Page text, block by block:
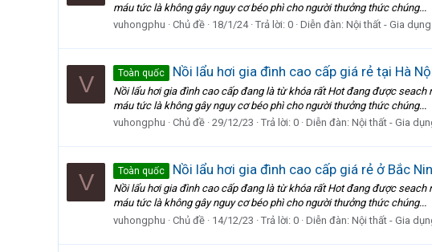
máu tức là không gây nguy cơ béo phì cho người thưởng thức chúng...
vuhongphu
Chủ đề 18/1/24 Trả lời: 0 Diễn đàn: Nội thất - Gia dụng
V Toàn quốc Nồi lẩu hơi gia đình cao cấp giá rẻ tại Hà
Nồi lẩu hơi gia đình cao cấp đang là từ khóa rất Hot đang được
máu tức là không gây nguy cơ béo phì cho người thưởng thức chúng...
vuhongphu
Chủ đề 29/12/23 Trả lời: 0 Diễn đàn: Nội thất - Gia
V Toàn quốc Nồi lẩu hơi gia đình cao cấp giá rẻ ở Bắc
Nồi lẩu hơi gia đình cao cấp đang là từ khóa rất Hot đang được
máu tức là không gây nguy cơ béo phì cho người thưởng thức chúng...
vuhongphu
Chủ đề 14/12/23 Trả lời: 0 Diễn đàn: Nội thất - Gia